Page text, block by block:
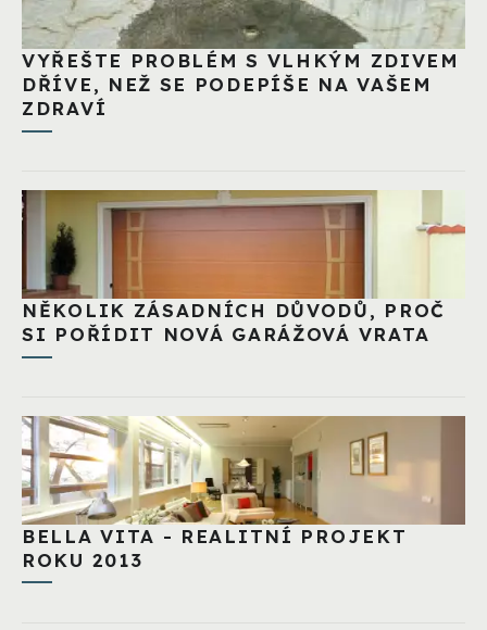
VYŘEŠTE PROBLÉM S VLHKÝM ZDIVEM
DŘÍVE, NEŽ SE PODEPÍŠE NA VAŠEM
ZDRAVÍ
NĚKOLIK ZÁSADNÍCH DŮVODŮ, PROČ
SI POŘÍDIT NOVÁ GARÁŽOVÁ VRATA
BELLA VITA - REALITNÍ PROJEKT
ROKU 2013